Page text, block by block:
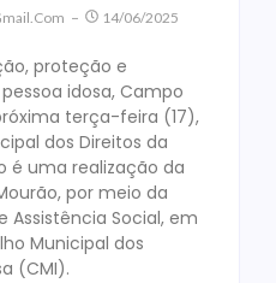
14/06/2025
proteção e
idosa, Campo
terça-feira (17),
dos Direitos da
é uma realização da
por meio da
Assistência Social, em
Municipal dos
(CMI).